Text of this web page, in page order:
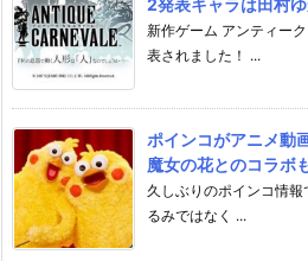
2発表キャラは田村
新作ゲーム アンティー
表されました！ ...
ポインコがアニメ動
魔女の花とのコラボ
久しぶりのポインコ情
るみではなく ...